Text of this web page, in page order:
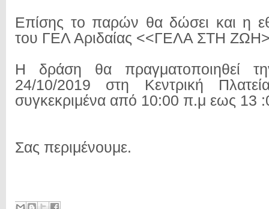
Επίσης το παρών θα δώσει και η
του ΓΕΛ Αριδαίας <<ΓΕΛΑ ΣΤΗ
Η δράση θα πραγματοποιηθεί
24/10/2019 στη Κεντρική
συγκεκριμένα από 10:00 π.μ εως 13
Σας περιμένουμε.